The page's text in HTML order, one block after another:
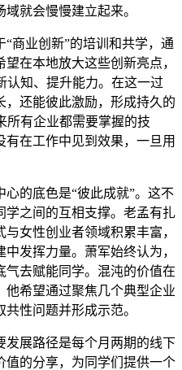
就会慢慢建立起来。
商业创新”的培训和共学，通
在本地放大这些创新亮点，
认知、提升能力。在这一过
还能彼此激励，形成持久的
所有企业都需要掌握的技
在工作中见到效果，一旦用
的底色是“彼此成就”。这不
学之间的互相支撑。老孟有扎
女性创业者领域积累丰富，
发挥力量。萧军始终认为，
气去赋能同学。混沌的价值在
希望通过聚焦几个典型企业
性问题并形成示范。
发展路径是每个月两期的线下
值的分享，为同学们提供一个